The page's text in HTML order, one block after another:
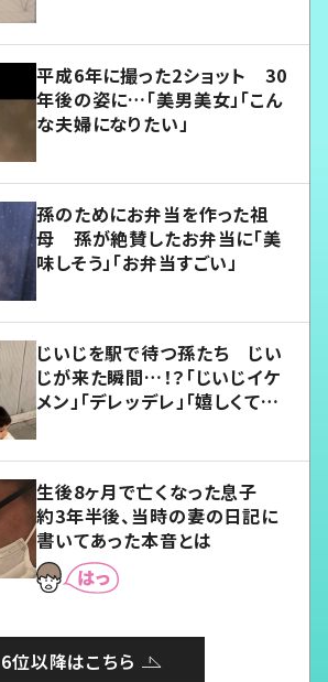
平成6年に撮った2ショット 30
年後の姿に…「美男美女」「こん
な夫婦になりたい」
孫のためにお弁当を作った祖
母 孫が絶賛したお弁当に「美
味しそう」「お弁当すごい」
じいじを駅で待つ孫たち じい
じが来た瞬間…！？「じいじイケ
メン」「デレッデレ」「嬉しくて可
生後8ヶ月で亡くなった息子
約3年半後、当時の妻の日記に
書いてあった本音とは
6位以降はこちら